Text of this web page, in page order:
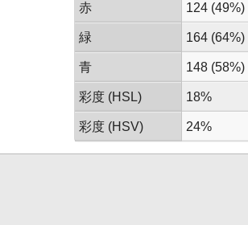
赤 124 (49%)
緑 164 (64%)
青 148 (58%)
彩度 (HSL) 18%
彩度 (HSV) 24%